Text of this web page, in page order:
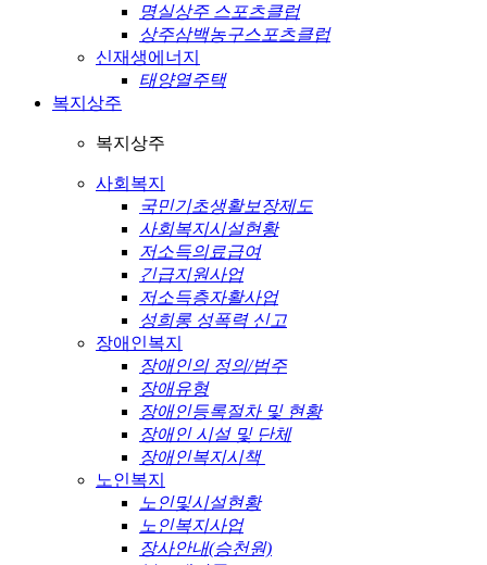
명실상주 스포츠클럽
상주삼백농구스포츠클럽
신재생에너지
태양열주택
복지상주
복지상주
사회복지
국민기초생활보장제도
사회복지시설현황
저소득의료급여
긴급지원사업
저소득층자활사업
성희롱 성폭력 신고
장애인복지
장애인의 정의/범주
장애유형
장애인등록절차 및 현황
장애인 시설 및 단체
장애인복지시책
노인복지
노인및시설현황
노인복지사업
장사안내(승천원)